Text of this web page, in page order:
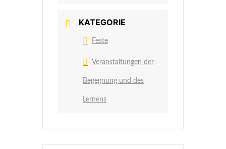
KATEGORIE
Feste
Veranstaltungen der
Begegnung und des
Lernens